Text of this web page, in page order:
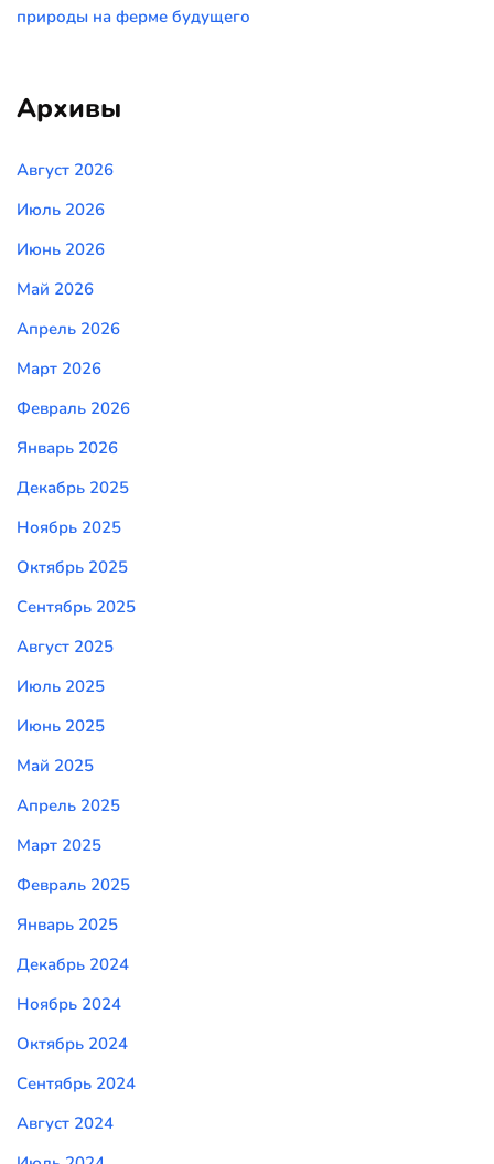
природы на ферме будущего
Архивы
Август 2026
Июль 2026
Июнь 2026
Май 2026
Апрель 2026
Март 2026
Февраль 2026
Январь 2026
Декабрь 2025
Ноябрь 2025
Октябрь 2025
Сентябрь 2025
Август 2025
Июль 2025
Июнь 2025
Май 2025
Апрель 2025
Март 2025
Февраль 2025
Январь 2025
Декабрь 2024
Ноябрь 2024
Октябрь 2024
Сентябрь 2024
Август 2024